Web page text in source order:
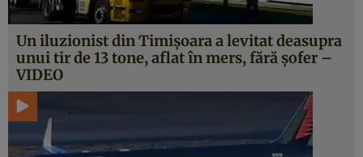
Un iluzionist din Timişoara a levitat deasupra
unui tir de 13 tone, aflat în mers, fără şofer –
VIDEO